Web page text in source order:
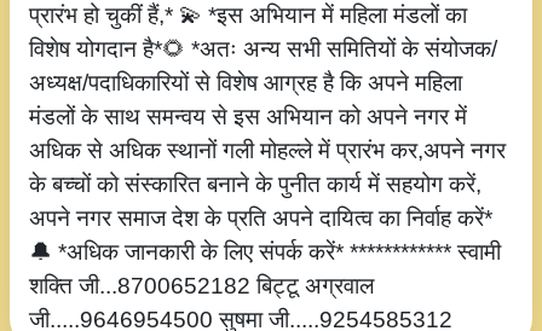
प्रारंभ हो चुकीं हैं,* 💫 *इस अभियान में महिला मंडलों का
विशेष योगदान है*🌻 *अतः अन्य सभी समितियों के संयोजक/
अध्यक्ष/पदाधिकारियों से विशेष आग्रह है कि अपने महिला
मंडलों के साथ समन्वय से इस अभियान को अपने नगर में
अधिक से अधिक स्थानों गली मोहल्ले में प्रारंभ कर,अपने नगर
के बच्चों को संस्कारित बनाने के पुनीत कार्य में सहयोग करें,
अपने नगर समाज देश के प्रति अपने दायित्व का निर्वाह करें*
🔔 *अधिक जानकारी के लिए संपर्क करें* ************ स्वामी
शक्ति जी...8700652182 बिट्टू अग्रवाल
जी.....9646954500 सुषमा जी.....9254585312